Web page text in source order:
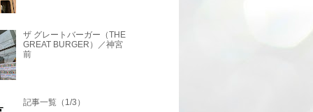
ザ グレートバーガー（THE
GREAT BURGER）／神宮
前
記事一覧（1/3）